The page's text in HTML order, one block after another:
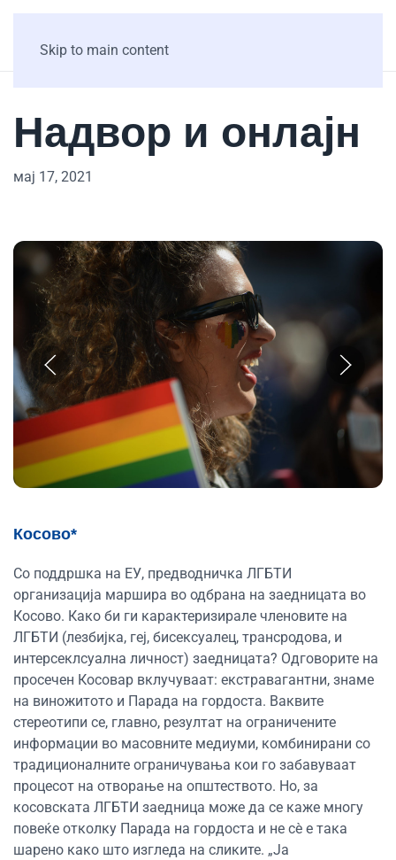
Skip to main content
Надвор и онлајн
мај 17, 2021
Косово*
Со поддршка на ЕУ, предводничка ЛГБТИ
организација маршира во одбрана на заедницата во
Косово. Како би ги карактеризирале членовите на
ЛГБТИ (лезбијка, геј, бисексуалец, трансродова, и
интерсеклсуална личност) заедницата? Одговорите на
просечен Косовар вклучуваат: екстравагантни, знаме
на виножитото и Парада на гордоста. Ваквите
стереотипи се, главно, резултат на ограничените
информации во масовните медиуми, комбинирани со
традиционалните ограничувања кои го забавуваат
процесот на отворање на општеството. Но, за
косовската ЛГБТИ заедница може да се каже многу
повеќе отколку Парада на гордоста и не сè е така
шарено како што изгледа на сликите. „Ја